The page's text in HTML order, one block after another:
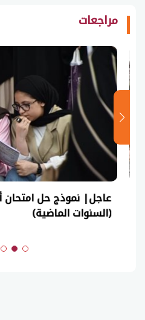
مراجعات
(السنوات الماضية)